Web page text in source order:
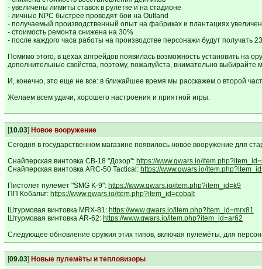
- увеличены лимиты ставок в рулетке и на стадионе
- личные NPC быстрее проводят бои на Outland
- получаемый производственный опыт на фабриках и плантациях
- стоимость ремонта снижена на 30%
- после каждого часа работы на производстве персонажи будут получать
Помимо этого, в цехах апгрейдов появилась возможность установить на
дополнительные свойства, поэтому, пожалуйста, внимательно
И, конечно, это еще не все: в ближайшее время мы расскажем о второй
Желаем всем удачи, хорошего настроения и приятной игры.
[10.03] Новое вооружение
Сегодня в государственном магазине появилось новое вооружение для
Снайперская винтовка СВ-18 "Дозор": https://www.gwars.io/
Снайперская винтовка ARC-50 Tactical: https://www.gwars.io/
Пистолет пулемет "SMG K-9": https://www.gwars.io/item.php?item_id=k9
ПП Кобальт: https://www.gwars.io/item.php?item_id=cobalt
Штурмовая винтовка MRX-81: https://www.gwars.io/item.php?item_id=mrx81
Штурмовая винтовка AR-62: https://www.gwars.io/item.php?item_id=ar62
Следующее обновление оружия этих типов, включая пулемёты, для
[09.03] Новые пулемёты и тепловизоры